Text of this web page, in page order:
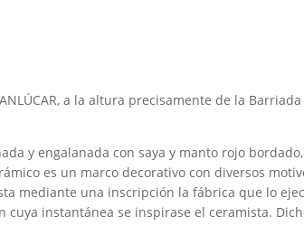
a la altura precisamente de la Barriada
y engalanada con saya y manto rojo bordado,
es un marco decorativo con diversos
mediante una inscripción la fábrica que lo
cuya instantánea se inspirase el ceramista.